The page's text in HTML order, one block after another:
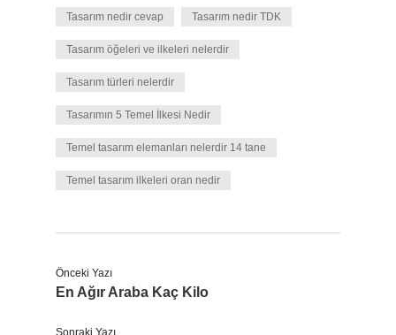
Tasarım nedir cevap Tasarım nedir TDK
Tasarım öğeleri ve ilkeleri nelerdir
Tasarım türleri nelerdir
Tasarımın 5 Temel İlkesi Nedir
Temel tasarım elemanları nelerdir 14 tane
Temel tasarım ilkeleri oran nedir
Önceki Yazı
En Ağır Araba Kaç Kilo
Sonraki Yazı